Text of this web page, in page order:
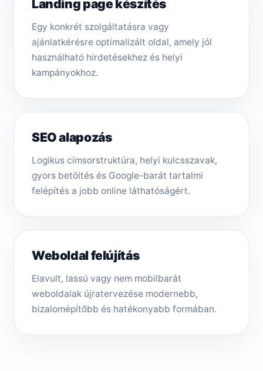
Landing page készítés
Egy konkrét szolgáltatásra vagy
ajánlatkérésre optimalizált oldal, amely jól
használható hirdetésekhez és helyi
kampányokhoz.
SEO alapozás
Logikus címsorstruktúra, helyi kulcsszavak,
gyors betöltés és Google-barát tartalmi
felépítés a jobb online láthatóságért.
Weboldal felújítás
Elavult, lassú vagy nem mobilbarát
weboldalak újratervezése modernebb,
bizalomépítőbb és hatékonyabb formában.